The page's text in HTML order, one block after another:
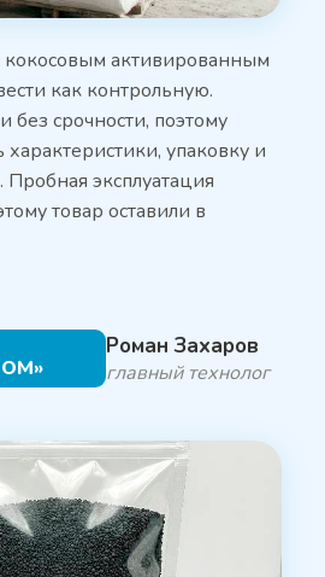
кокосовым активированным
как контрольную.
без срочности, поэтому
характеристики, упаковку и
Пробная эксплуатация
товар оставили в
Роман Захаров
главный технолог